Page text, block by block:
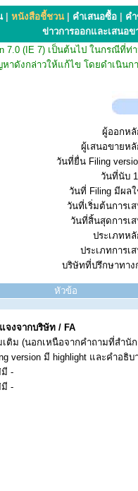
หนังสือชี้ชวน คำเสนอซื้อ
ค
ข่าวการออกและเสนอข
7.0 (IE 7) เป็นต้นไป ในกรณี
ดังกล่าวให้แก้ไข โดยดำเนินก
ผู้ออกห
ผู้เสนอขายห
วันที่ยื่น Filing
วันที่นับ
วันที่ Filing มีผล
วันที่เริ่มต้นการเ
วันที่สิ้นสุดการเ
ประเภทห
ประเภทการเ
บริษัทที่ปรึกษาทาง
หัวข้อ
จงจากบริษัท / FA
ติม (นอกเหนือจากคำถามที่สำ
version มี highlight และคำอธิ
-
-